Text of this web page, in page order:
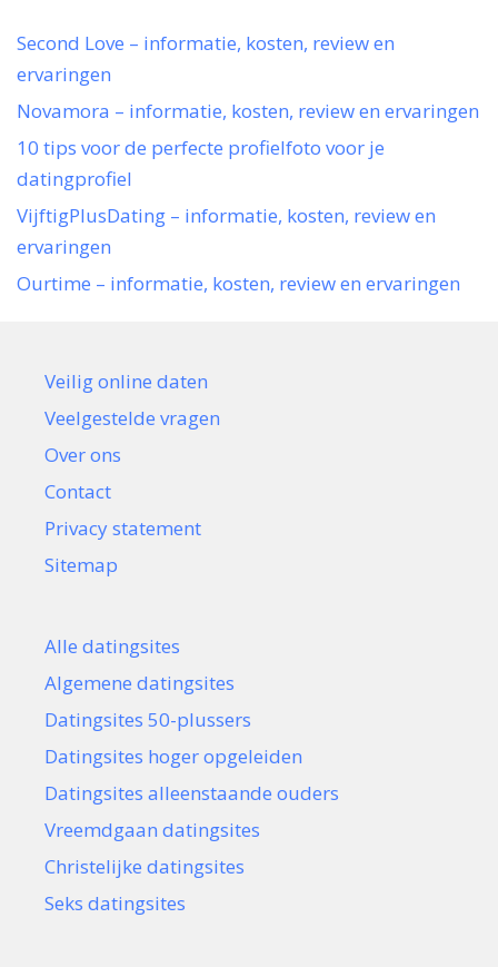
Second Love – informatie, kosten, review en
ervaringen
Novamora – informatie, kosten, review en ervaringen
10 tips voor de perfecte profielfoto voor je
datingprofiel
VijftigPlusDating – informatie, kosten, review en
ervaringen
Ourtime – informatie, kosten, review en ervaringen
Veilig online daten
Veelgestelde vragen
Over ons
Contact
Privacy statement
Sitemap
Alle datingsites
Algemene datingsites
Datingsites 50-plussers
Datingsites hoger opgeleiden
Datingsites alleenstaande ouders
Vreemdgaan datingsites
Christelijke datingsites
Seks datingsites